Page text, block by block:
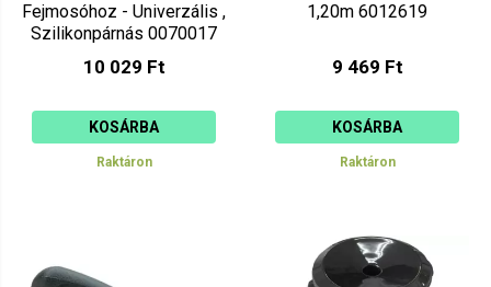
Fejmosóhoz - Univerzális ,
Szilikonpárnás 0070017
10 029 Ft
KOSÁRBA
Raktáron
1,20m 6012619
9 469 Ft
KOSÁRBA
Raktáron